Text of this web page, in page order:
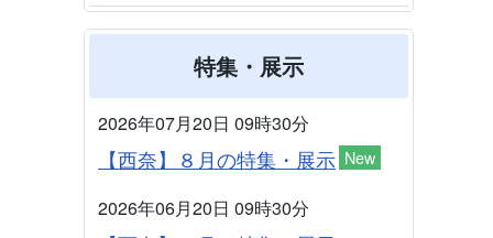
特集・展示
2026年07月20日 09時30分
【西奈】８月の特集・展示 New
2026年06月20日 09時30分